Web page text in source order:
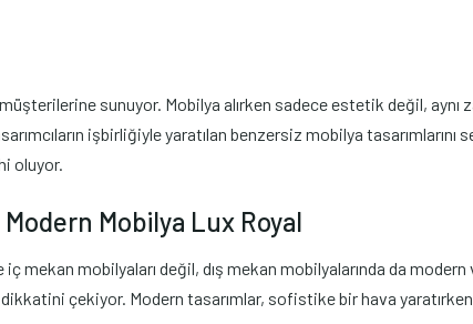
sunuyor. Mobilya alırken sadece estetik değil, aynı
işbirliğiyle yaratılan benzersiz mobilya
oluyor.
Mobilya Lux Royal
mekan mobilyaları değil, dış mekan mobilyalarında da
çekiyor. Modern tasarımlar, sofistike bir hava yaratırken